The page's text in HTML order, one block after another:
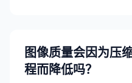
图像质量会因为压
程而降低吗？